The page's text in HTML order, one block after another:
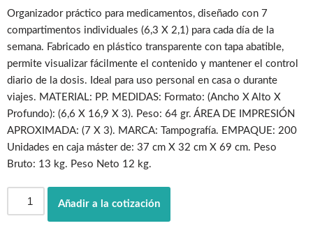
Organizador práctico para medicamentos, diseñado con 7
compartimentos individuales (6,3 X 2,1) para cada día de la
semana. Fabricado en plástico transparente con tapa abatible,
permite visualizar fácilmente el contenido y mantener el control
diario de la dosis. Ideal para uso personal en casa o durante
viajes. MATERIAL: PP. MEDIDAS: Formato: (Ancho X Alto X
Profundo): (6,6 X 16,9 X 3). Peso: 64 gr. ÁREA DE IMPRESIÓN
APROXIMADA: (7 X 3). MARCA: Tampografía. EMPAQUE: 200
Unidades en caja máster de: 37 cm X 32 cm X 69 cm. Peso
Bruto: 13 kg. Peso Neto 12 kg.
Añadir a la cotización